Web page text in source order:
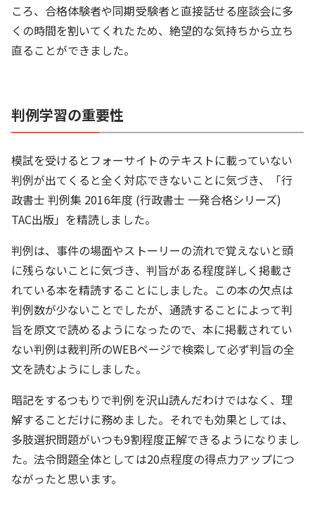
ころ、合格体験者や同期受験者と直接話せる座談会に多
くの時間を割いてくれたため、絶望的な気持ちから立ち
直ることができました。
判例学習の重要性
模試を受けるとフォーサイトのテキストに載っていない
判例が出てくると全く対応できないことに気づき、「行
政書士 判例集 2016年度 (行政書士 一発合格シリーズ)
TAC出版」を精読しました。
判例は、事件の場面やストーリーの流れで覚えないと頭
に残らないことに気づき、判旨がある程度詳しく掲載さ
れている本を精読することにしました。この本の欠点は
判例数が少ないことでしたが、通読することによって判
旨を原文で読めるようになったので、本に掲載されてい
ない判例は裁判所のWEBページで検索して必ず判旨の全
文を読むようにしました。
暗記をするつもりで判例を沢山読んだわけではなく、理
解することだけに務めました。それでも効果としては、
多肢選択問題がいつも9割程度正解できるようになりまし
た。法令問題全体としては20点程度の得点力アップにつ
ながったと思います。